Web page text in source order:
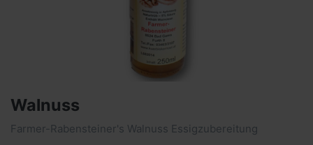
Walnuss
Farmer-Rabensteiner's Walnuss Essigzubereitung